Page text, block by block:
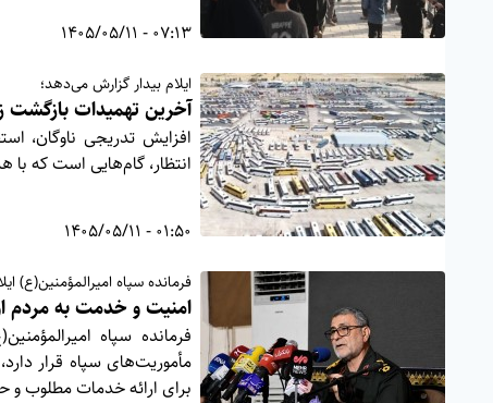
07:13 - 1405/05/11
ایلام بیدار گزارش می‌دهد؛
آخرین تهمیدات بازگشت
افزایش تدریجی ناوگان،
انتظار، گام‌هایی است که
01:50 - 1405/05/11
فرمانده سپاه امیرالمؤمنین(ع)
امنیت و خدمت به مردم
فرمانده سپاه
مأموریت‌های سپاه قرار
برای ارائه خدمات مطلوب و